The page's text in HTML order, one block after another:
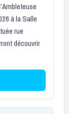
à la Salle
rue
découvrir